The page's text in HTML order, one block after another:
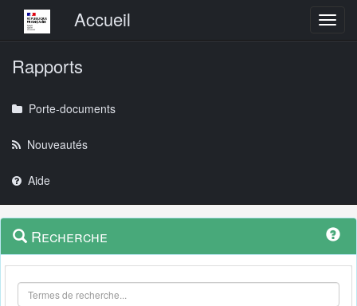
Menu principalAccueil
Rapports
Porte-documents
Nouveautés
Aide
Navigation
outils
Menu
contextuel
Recherche